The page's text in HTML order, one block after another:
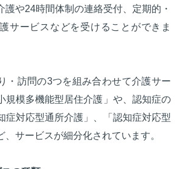
護や24時間体制の連絡受付、定期的・
サービスなどを受けることができま
・訪問の3つを組み合わせて介護サー
規模多機能型居住介護」や、認知症の
症対応型通所介護」、「認知症対応型
、サービスが細分化されています。